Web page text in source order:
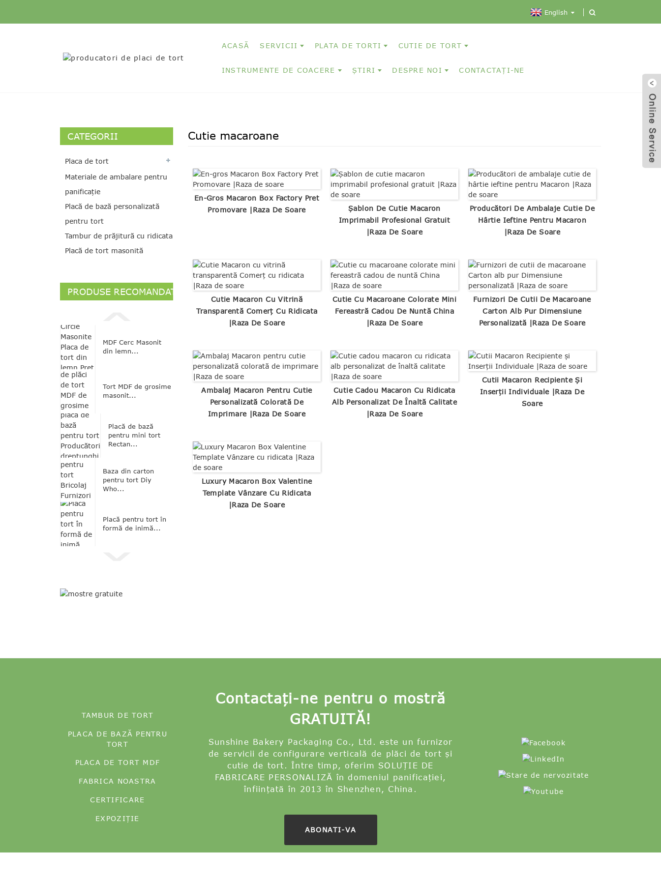
English
ACASĂ SERVICII PLATA DE TORTI CUTIE DE TORT
INSTRUMENTE DE COACERE ȘTIRI DESPRE NOI CONTACTAŢI-NE
CATEGORII
Placa de tort
Materiale de ambalare pentru
panificație
Placă de bază personalizată
pentru tort
Tambur de prăjitură cu ridicata
Placă de tort masonită
PRODUSE RECOMANDATE
MDF Cerc Masonit
din lemn...
Tort MDF de grosime
masonit...
Placă de bază
pentru mini tort
Rectan...
Baza din carton
pentru tort Diy
Who...
Placă pentru tort în
formă de inimă...
Cutie macaroane
En-Gros Macaron Box Factory Pret
Promovare |Raza De Soare
Șablon De Cutie Macaron
Imprimabil Profesional Gratuit
|Raza De Soare
Producători De Ambalaje Cutie De
Hârtie Ieftine Pentru Macaron
|Raza De Soare
Cutie Macaron Cu Vitrină
Transparentă Comerț Cu Ridicata
|Raza De Soare
Cutie Cu Macaroane Colorate Mini
Fereastră Cadou De Nuntă China
|Raza De Soare
Furnizori De Cutii De Macaroane
Carton Alb Pur Dimensiune
Personalizată |Raza De Soare
Ambalaj Macaron Pentru Cutie
Personalizată Colorată De
Imprimare |Raza De Soare
Cutie Cadou Macaron Cu Ridicata
Alb Personalizat De Înaltă Calitate
|Raza De Soare
Cutii Macaron Recipiente Și
Inserții Individuale |Raza De
Soare
Luxury Macaron Box Valentine
Template Vânzare Cu Ridicata
|Raza De Soare
TAMBUR DE TORT
PLACA DE BAZĂ PENTRU
TORT
PLACA DE TORT MDF
FABRICA NOASTRA
CERTIFICARE
EXPOZIŢIE
Contactați-ne pentru o mostră
GRATUITĂ!
Sunshine Bakery Packaging Co., Ltd. este un furnizor
de servicii de configurare verticală de plăci de tort și
cutie de tort. Între timp, oferim SOLUȚIE DE
FABRICARE PERSONALIZĂ în domeniul panificației,
înființată în 2013 în Shenzhen, China.
ABONATI-VA